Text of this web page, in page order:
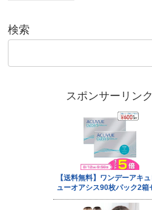
検索
スポンサーリンク